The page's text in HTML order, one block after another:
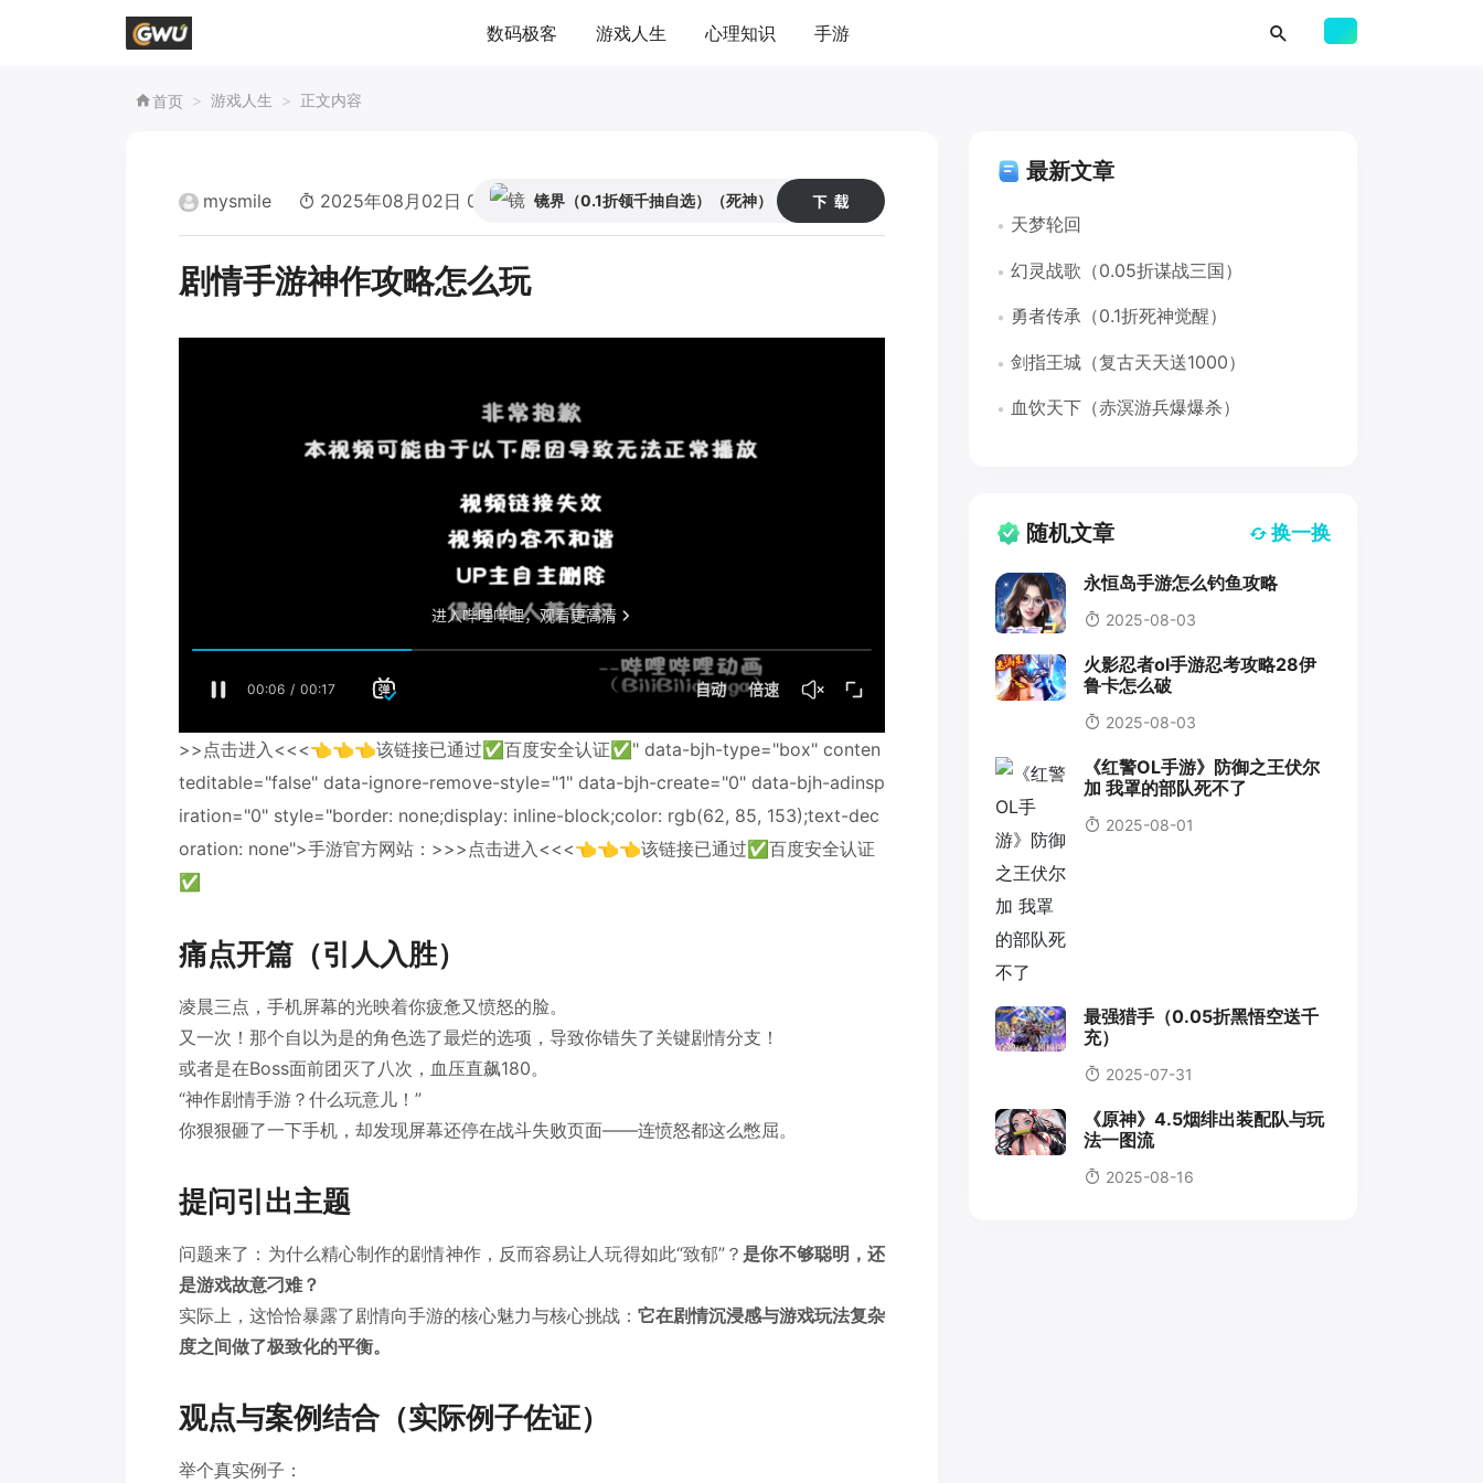
数码极客 游戏人生 心理知识 手游
首页 游戏人生 正文内容
mysmile 2025年08月02日 00:02 52
镜界（0.1折领千抽自选）（死神）
剧情手游神作攻略怎么玩
>>点击进入<<<👈👈👈该链接已通过✅百度安全认证✅" data-bjh-type="box" conten
teditable="false" data-ignore-remove-style="1" data-bjh-create="0" data-bjh-adinsp
iration="0" style="border: none;display: inline-block;color: rgb(62, 85, 153);text-dec
oration: none">手游官方网站：>>>点击进入<<<👈👈👈该链接已通过✅百度安全认证
✅
痛点开篇（引人入胜）
凌晨三点，手机屏幕的光映着你疲惫又愤怒的脸。
又一次！那个自以为是的角色选了最烂的选项，导致你错失了关键剧情分支！
或者是在Boss面前团灭了八次，血压直飙180。
“神作剧情手游？什么玩意儿！”
你狠狠砸了一下手机，却发现屏幕还停在战斗失败页面——连愤怒都这么憋屈。
提问引出主题
问题来了：为什么精心制作的剧情神作，反而容易让人玩得如此“致郁”？ 是你不够聪明，还
是游戏故意刁难？
实际上，这恰恰暴露了剧情向手游的核心魅力与核心挑战： 它在剧情沉浸感与游戏玩法复杂
度之间做了极致化的平衡。
观点与案例结合（实际例子佐证）
举个真实例子：
最新文章
天梦轮回
幻灵战歌（0.05折谋战三国）
勇者传承（0.1折死神觉醒）
剑指王城（复古天天送1000）
血饮天下（赤溟游兵爆爆杀）
随机文章 换一换
永恒岛手游怎么钓鱼攻略
2025-08-03
火影忍者ol手游忍考攻略28伊
鲁卡怎么破
2025-08-03
《红警OL手游》防御之王伏尔
加 我罩的部队死不了
2025-08-01
最强猎手（0.05折黑悟空送千
充）
2025-07-31
《原神》4.5烟绯出装配队与玩
法一图流
2025-08-16